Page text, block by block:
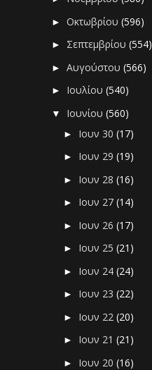
►Οκτωβρίου(596)
► Σεπτεμβρίου(554)
►Αυγούστου(566)
► Ιουλίου(540)
▼ Ιουνίου(560)
► Ιουν 30(17)
► Ιουν 29(19)
► Ιουν 28(16)
► Ιουν 27(14)
► Ιουν 26(17)
► Ιουν 25(21)
► Ιουν 24(24)
► Ιουν 23(22)
► Ιουν 22(20)
► Ιουν 21(21)
► Ιουν 20(16)